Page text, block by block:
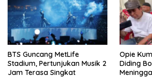
BTS Guncang MetLife
Stadium, Pertunjukan Musik 2
Jam Terasa Singkat
Opie
Diding